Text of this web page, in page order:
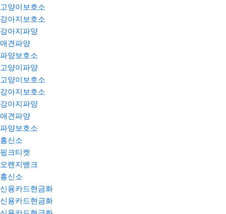
고양이보호소
강아지보호소
강아지파양
애견파양
파양보호소
고양이파양
고양이보호소
강아지보호소
강아지파양
애견파양
파양보호소
흥신소
핑크티켓
오렌지뱅크
흥신소
신용카드현금화
신용카드현금화